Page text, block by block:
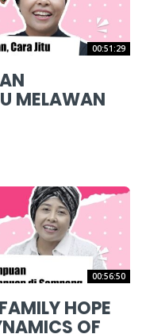
00:51:29
MELAWAN
00:56:50
HOPE
OF